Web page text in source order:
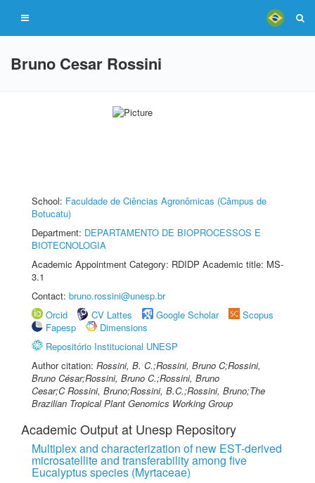
Bruno Cesar Rossini
School: Faculdade de Ciências Agronômicas (Câmpus de
Botucatu)
Department: DEPARTAMENTO DE BIOPROCESSOS E
BIOTECNOLOGIA
Academic Appointment Category: RDIDP Academic title: MS-
3.1
Contact: bruno.rossini@unesp.br
Orcid
CV Lattes Google Scholar
Scopus
Fapesp
Dimensions
Repositório Institucional UNESP
Author citation: Rossini, B. C.;Rossini, Bruno C;Rossini,
Bruno César;Rossini, Bruno C.;Rossini, Bruno
Cesar;C Rossini, Bruno;Rossini, B.C.;Rossini, Bruno;The
Brazilian Tropical Plant Genomics Working Group
Academic Output at Unesp Repository
Multiplex and characterization of new EST-derived
microsatellite and transferability among five
Eucalyptus species (Myrtaceae)